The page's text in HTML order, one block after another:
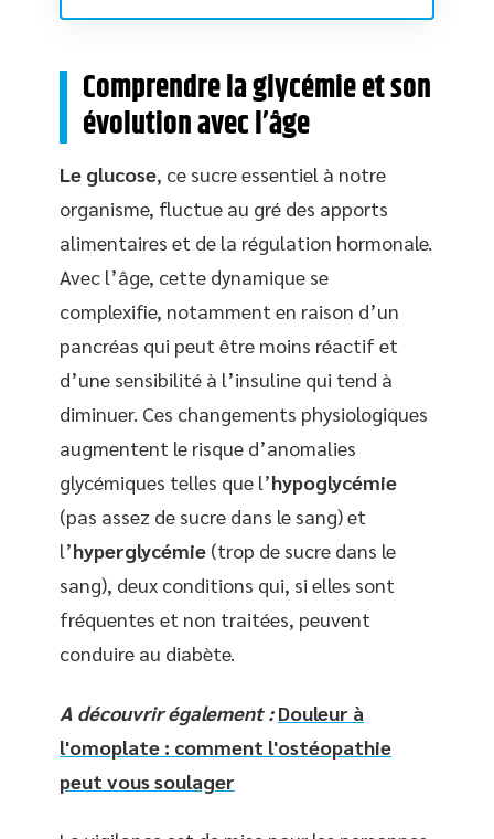
Comprendre la glycémie et son
évolution avec l’âge
Le glucose, ce sucre essentiel à notre
organisme, fluctue au gré des apports
alimentaires et de la régulation hormonale.
Avec l’âge, cette dynamique se
complexifie, notamment en raison d’un
pancréas qui peut être moins réactif et
d’une sensibilité à l’insuline qui tend à
diminuer. Ces changements physiologiques
augmentent le risque d’anomalies
glycémiques telles que l’hypoglycémie
(pas assez de sucre dans le sang) et
l’hyperglycémie (trop de sucre dans le
sang), deux conditions qui, si elles sont
fréquentes et non traitées, peuvent
conduire au diabète.
A découvrir également : Douleur à
l'omoplate : comment l'ostéopathie
peut vous soulager